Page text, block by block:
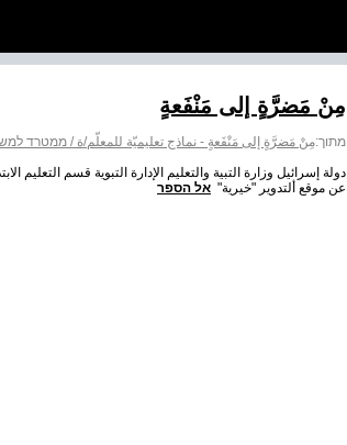
مِنْ مَضرَّةٍ إلى مَنْفَعةٍ
מתוך:مِنْ مَضرَّةٍ إلى مَنْفَعةٍ - نماذج تعليميّة للمعلّم/ة / ממטרד
دولة إسرائيل وزارة التبية والتعليم الإدارة التبوية قسم التعليم
عن موقع ألتدوير "خيرية" אל הספר